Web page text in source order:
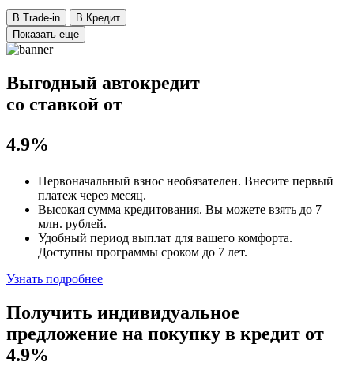
В Trade-in
В Кредит
Показать еще
Выгодный автокредит
со ставкой от
4.9%
Первоначальный взнос необязателен. Внесите первый
платеж через месяц.
Высокая сумма кредитования. Вы можете взять до 7
млн. рублей.
Удобный период выплат для вашего комфорта.
Доступны программы сроком до 7 лет.
Узнать подробнее
Получить индивидуальное
предложение на покупку в кредит от
4.9%